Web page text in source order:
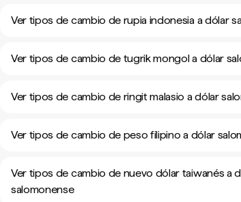
Ver tipos de cambio de rupia indonesia a dólar
Ver tipos de cambio de tugrik mongol a dólar
Ver tipos de cambio de ringit malasio a dólar
Ver tipos de cambio de peso filipino a dólar
Ver tipos de cambio de nuevo dólar taiwanés a
salomonense